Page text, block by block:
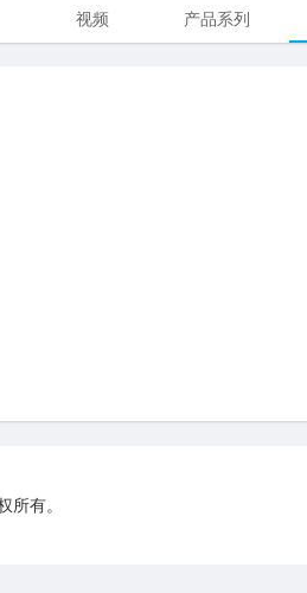
视频 产品系列
所有。